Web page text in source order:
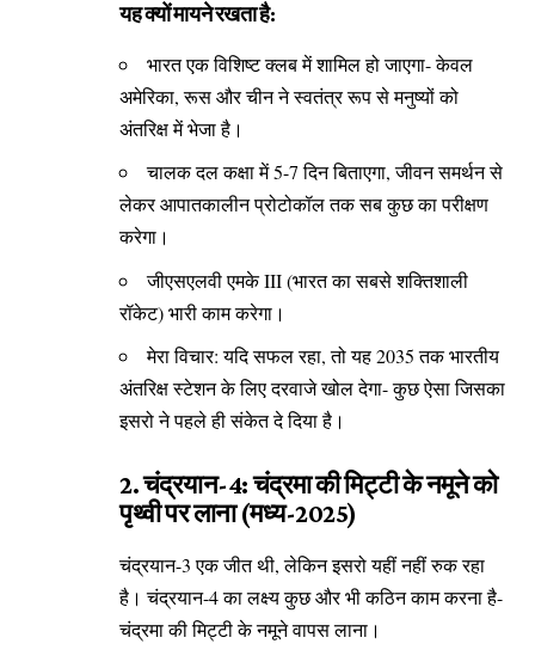
यह क्यों मायने रखता है:
भारत एक विशिष्ट क्लब में शामिल हो जाएगा- केवल
अमेरिका, रूस और चीन ने स्वतंत्र रूप से मनुष्यों को
अंतरिक्ष में भेजा है।
चालक दल कक्षा में 5-7 दिन बिताएगा, जीवन समर्थन से
लेकर आपातकालीन प्रोटोकॉल तक सब कुछ का परीक्षण
करेगा।
जीएसएलवी एमके III (भारत का सबसे शक्तिशाली
रॉकेट) भारी काम करेगा।
मेरा विचार: यदि सफल रहा, तो यह 2035 तक भारतीय
अंतरिक्ष स्टेशन के लिए दरवाजे खोल देगा- कुछ ऐसा जिसका
इसरो ने पहले ही संकेत दे दिया है।
2. चंद्रयान-4: चंद्रमा की मिट्टी के नमूने को
पृथ्वी पर लाना (मध्य-2025)
चंद्रयान-3 एक जीत थी, लेकिन इसरो यहीं नहीं रुक रहा
है। चंद्रयान-4 का लक्ष्य कुछ और भी कठिन काम करना है-
चंद्रमा की मिट्टी के नमूने वापस लाना।